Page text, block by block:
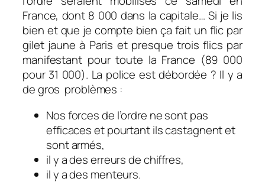
France, dont 8 000 dans la capitale…Si je lis
bien et que je compte bien ça fait un flic par
gilet jaune à Paris et presque trois flics par
manifestant pour toute la France (89 000
pour 31 000). La police est débordée ? Il y a
de gros problèmes :
Nos forces de l’ordre ne sont pas
efficaces et pourtant ils castagnent et
sont armés,
il y a des erreurs de chiffres,
il y a des menteurs.